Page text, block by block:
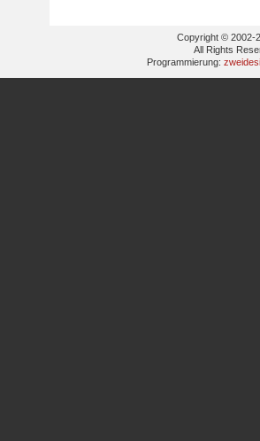
Copyright © 2002-
All Rights
Programmierung: